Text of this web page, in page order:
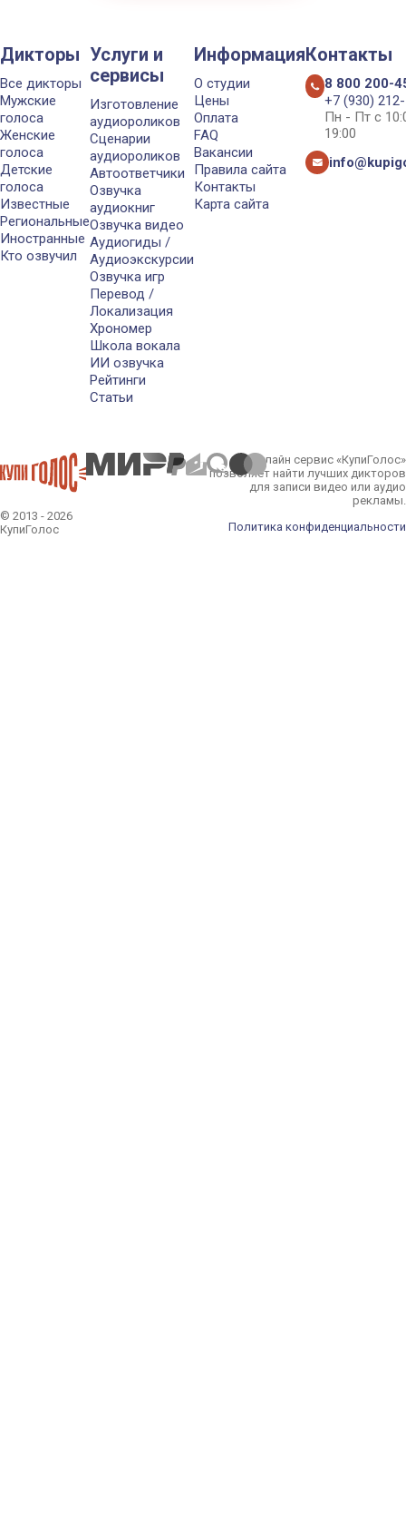
Дикторы
Все дикторы
Мужские
голоса
Женские
голоса
Детские
голоса
Известные
Региональные
Иностранные
Кто озвучил
Услуги и
сервисы
Изготовление
аудиороликов
Сценарии
аудиороликов
Автоответчики
Озвучка
аудиокниг
Озвучка видео
Аудиогиды /
Аудиоэкскурсии
Озвучка игр
Перевод /
Локализация
Хрономер
Школа вокала
ИИ озвучка
Рейтинги
Статьи
Информация
О студии
Цены
Оплата
FAQ
Вакансии
Правила сайта
Контакты
Карта сайта
Контакты
8 800 200-
+7 (930)
Пн - Пт с
19:00
© 2013 - 2026
КупиГолос
Онлайн сервис «КупиГолос»
позволяет найти лучших дикторов
для записи видео или аудио
рекламы.
Политика конфиденциальности